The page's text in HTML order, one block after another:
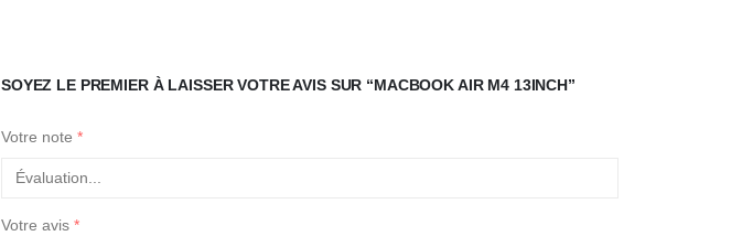
SOYEZ LE PREMIER À LAISSER VOTRE AVIS SUR “MACBOOK AIR M4 13INCH”
Votre note *
Votre avis *